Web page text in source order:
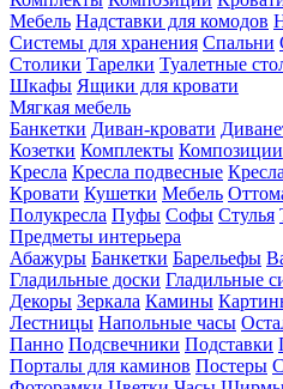
Мебель Надставки для комодов
Системы для хранения Спальни
Столики Тарелки Туалетные
Шкафы Ящики для кровати
Мягкая мебель
Банкетки Диван-кровати
Козетки Комплекты Композиции
Кресла Кресла подвесные
Кровати Кушетки Мебель
Полукресла Пуфы Софы Стулья
Предметы интерьера
Абажуры Банкетки Барельефы
Гладильные доски Гладильные
Декоры Зеркала Камины
Лестницы Напольные часы
Панно Подсвечники Подставки
Порталы для каминов Постеры